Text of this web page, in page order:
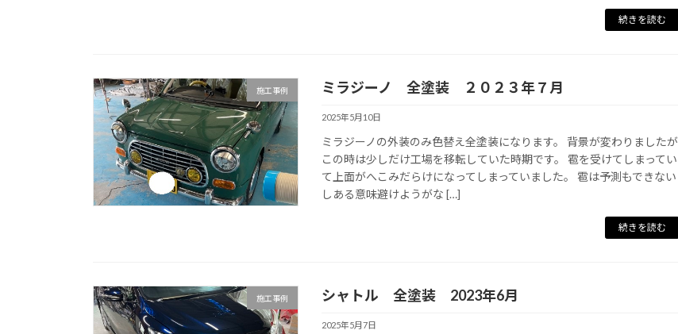
続きを読む
施工事例 ミラジーノ 全塗装 ２０２３年７月
2025年5月10日
ミラジーノの外装のみ色替え全塗装になります。 背景が変わりましたが
この時は少しだけ工場を移転していた時期です。 雹を受けてしまってい
て上面がへこみだらけになってしまっていました。 雹は予測もできない
しある意味避けようがな […]
続きを読む
施工事例 シャトル 全塗装 2023年6月
2025年5月7日